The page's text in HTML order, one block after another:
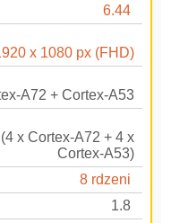
6.44
x 1080 px (FHD)
A72 + Cortex-A53
x Cortex-A72 + 4 x
Cortex-A53)
8 rdzeni
1.8